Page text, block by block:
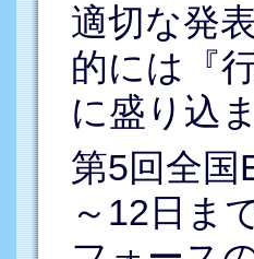
適切な発
的には『
に盛り込
第5回全国
～12日ま